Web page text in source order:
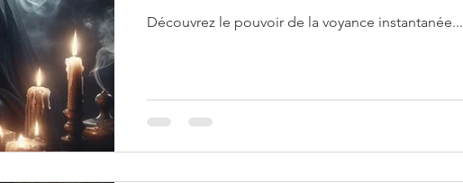
Découvrez le pouvoir de la voyance instantanée...